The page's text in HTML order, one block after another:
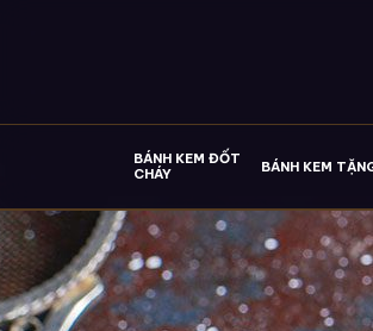
BÁNH KEM ĐỐT
CHÁY
BÁNH KEM